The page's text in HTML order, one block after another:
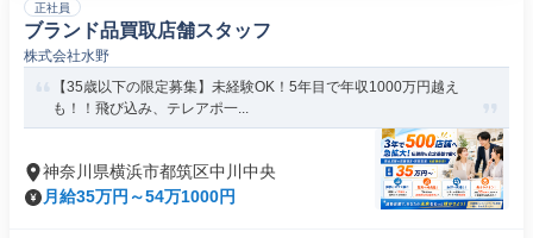
正社員
ブランド品買取店舗スタッフ
株式会社水野
【35歳以下の限定募集】未経験OK！5年目で年収1000万円越え
も！！飛び込み、テレアポ一...
神奈川県横浜市都筑区中川中央
月給35万円～54万1000円